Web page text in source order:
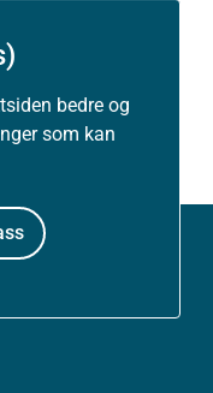
bedre og
som kan